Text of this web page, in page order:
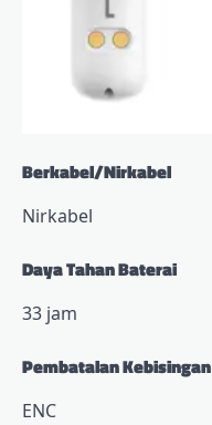
Berkabel/Nirkabel
Nirkabel
Daya Tahan Baterai
33 jam
Pembatalan Kebisingan
ENC